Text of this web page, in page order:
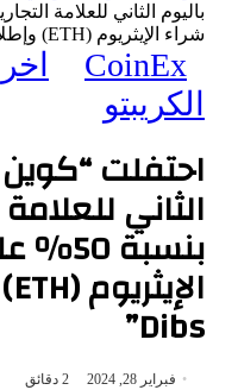
شراء الإيثريوم (ETH) وإطلاق ” CoinEx Dibs”
CoinEx
الكريبتو
احتفلت
الثاني
Dibs”
فبراير 28, 2024